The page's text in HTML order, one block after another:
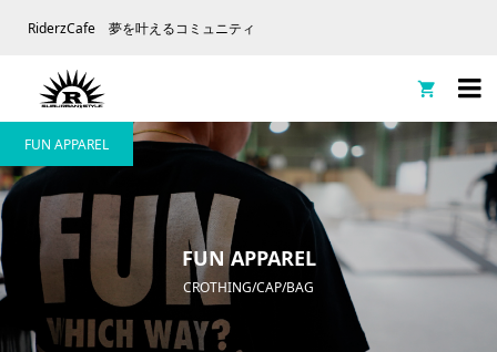
RiderzCafe 夢を叶えるコミュニティ

FUN APPAREL
CROTHING/CAP/BAG
FUN APPAREL